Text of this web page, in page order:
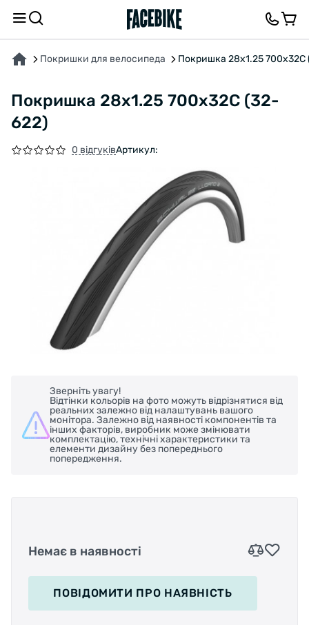
Покришки для велосипеда Покришка 28x1.25 700x32C
Покришка 28x1.25 700x32C (32-
622)
0 відгуківАртикул:
Зверніть увагу!
Відтінки кольорів на фото можуть відрізнятися від
реальних залежно від налаштувань вашого
монітора. Залежно від наявності компонентів та
інших факторів, виробник може змінювати
комплектацію, технічні характеристики та
елементи дизайну без попереднього
попередження.
Немає в наявності
ПОВІДОМИТИ ПРО НАЯВНІСТЬ
ПРО ТОВАР ХАРАКТЕРИСТИКИВІДГУКИ ТА ЗАПИТАННЯ